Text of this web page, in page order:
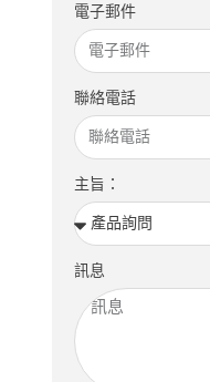
電子郵件
聯絡電話
主旨：
訊息